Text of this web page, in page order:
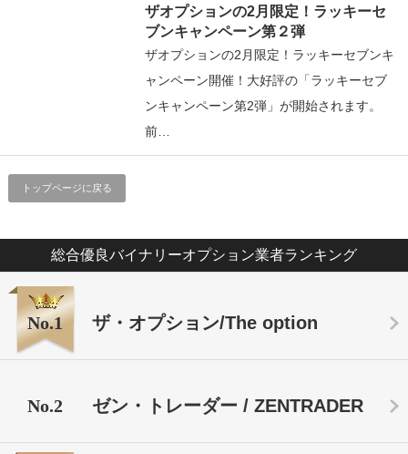
ザオプションの2月限定！ラッキーセ
ブンキャンペーン第２弾
ザオプションの2月限定！ラッキーセブンキ
ャンペーン開催！大好評の「ラッキーセブ
ンキャンペーン第2弾」が開始されます。
前…
トップページに戻る
総合優良バイナリーオプション業者ランキング
No.1 ザ・オプション/The option
No.2 ゼン・トレーダー / ZENTRADER